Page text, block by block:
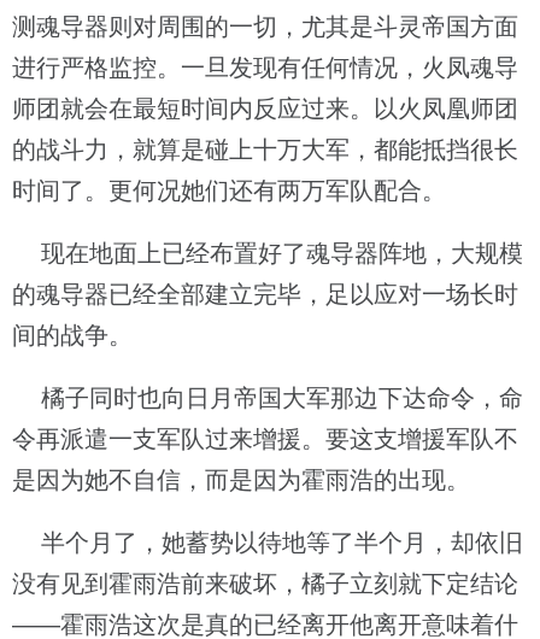
测魂导器则对周围的一切，尤其是斗灵帝国方面
进行严格监控。一旦发现有任何情况，火凤魂导
师团就会在最短时间内反应过来。以火凤凰师团
的战斗力，就算是碰上十万大军，都能抵挡很长
时间了。更何况她们还有两万军队配合。
现在地面上已经布置好了魂导器阵地，大规模
的魂导器已经全部建立完毕，足以应对一场长时
间的战争。
橘子同时也向日月帝国大军那边下达命令，命
令再派遣一支军队过来增援。要这支增援军队不
是因为她不自信，而是因为霍雨浩的出现。
半个月了，她蓄势以待地等了半个月，却依旧
没有见到霍雨浩前来破坏，橘子立刻就下定结论
——霍雨浩这次是真的已经离开他离开意味着什